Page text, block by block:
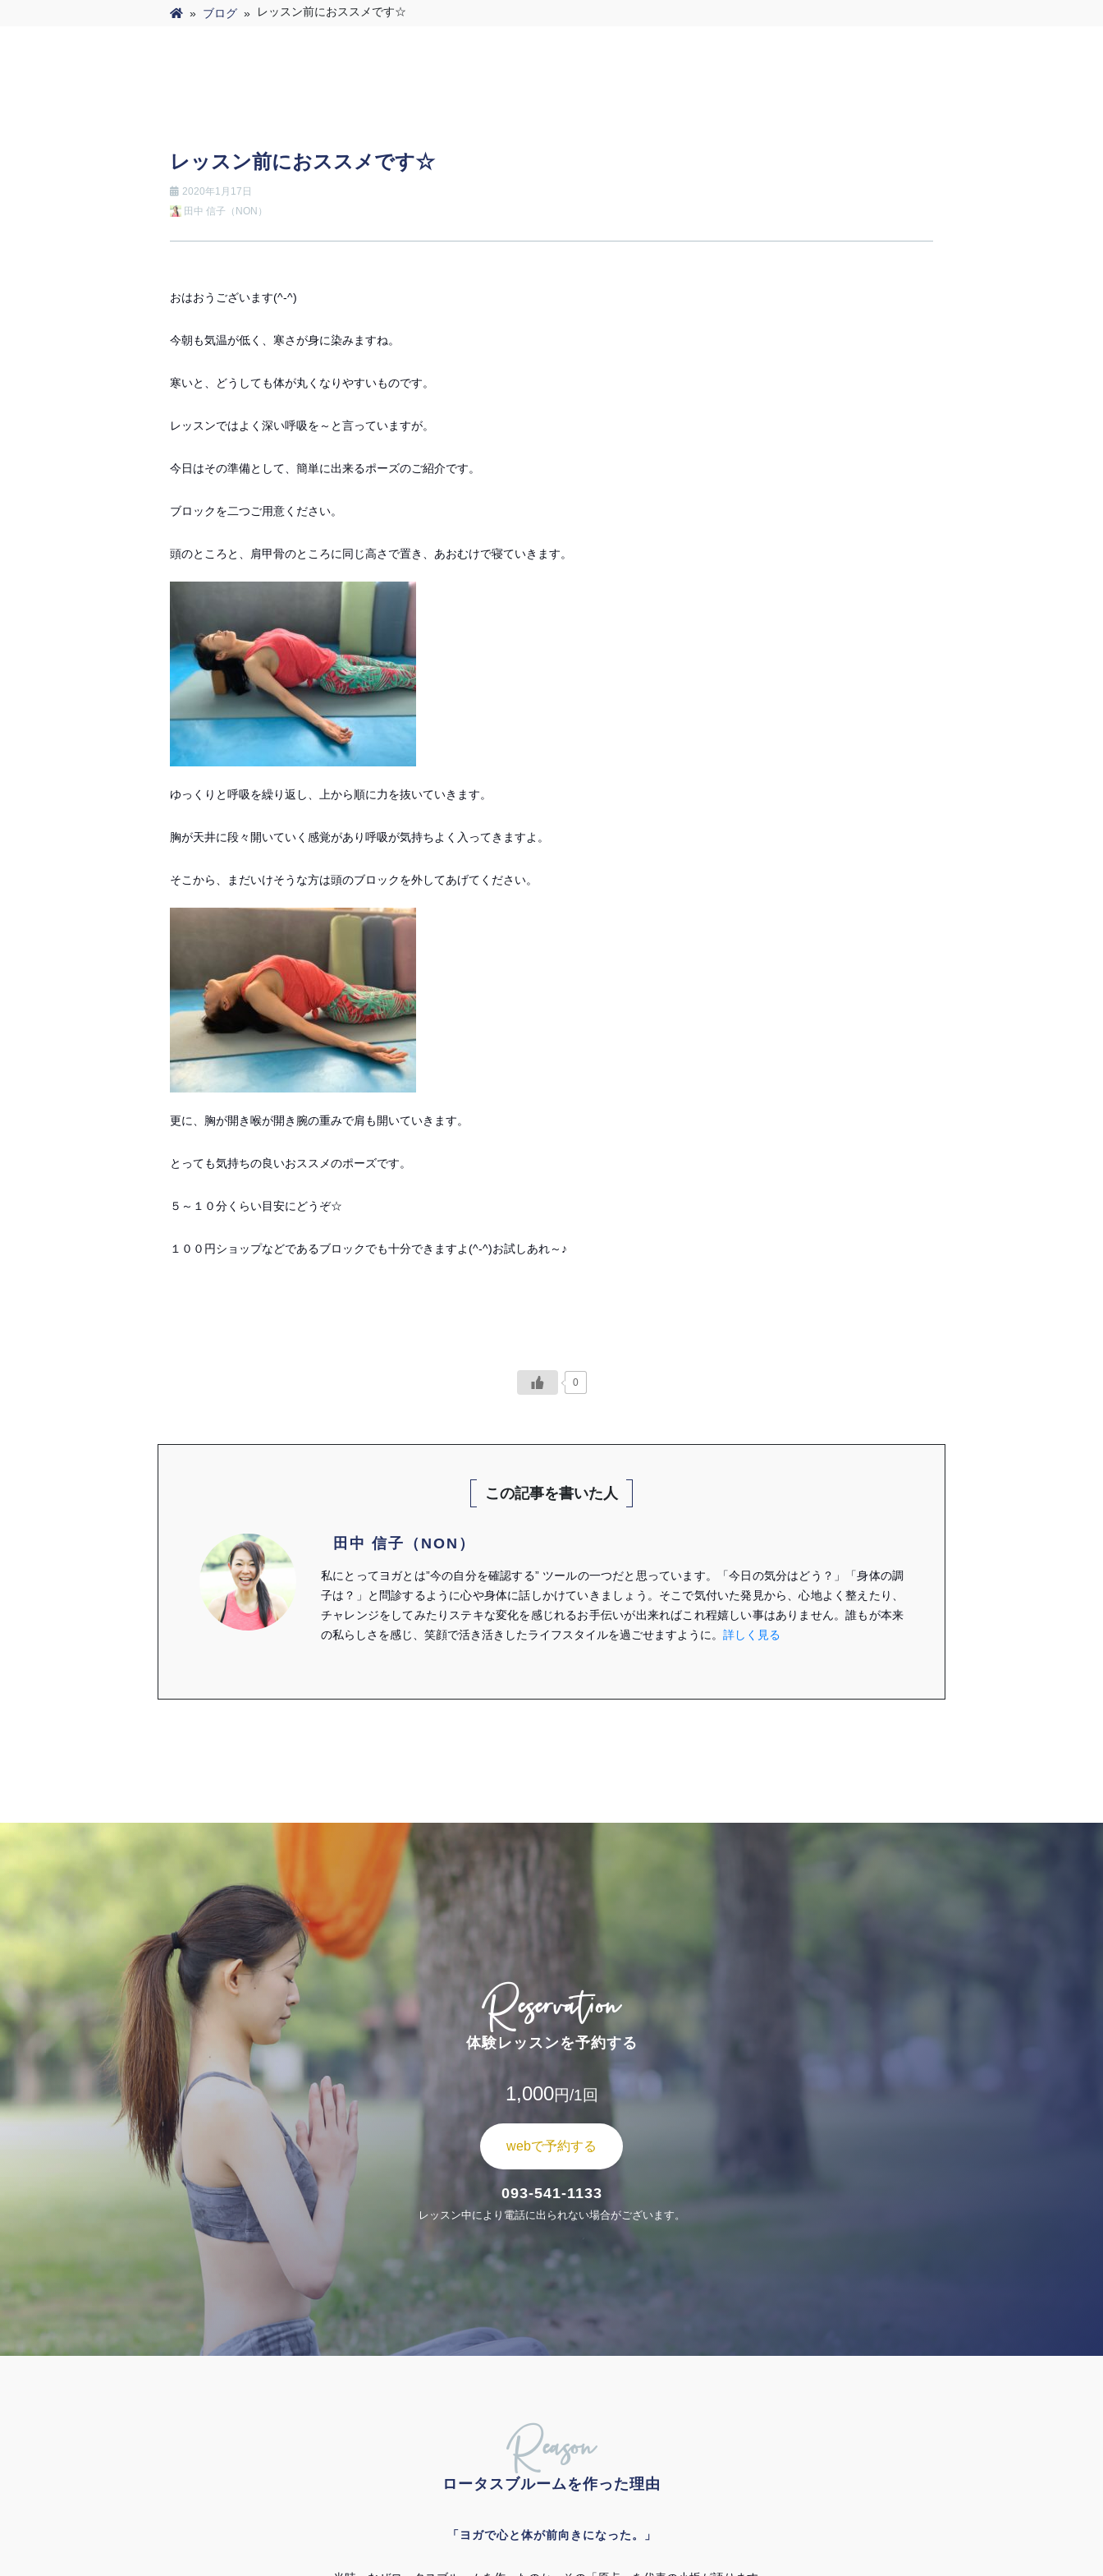
» ブログ » レッスン前におススメです☆
レッスン前におススメです☆
2020年1月17日
田中 信子（NON）
おはおうございます(^-^)
今朝も気温が低く、寒さが身に染みますね。
寒いと、どうしても体が丸くなりやすいものです。
レッスンではよく深い呼吸を～と言っていますが。
今日はその準備として、簡単に出来るポーズのご紹介です。
ブロックを二つご用意ください。
頭のところと、肩甲骨のところに同じ高さで置き、あおむけで寝ていきます。
ゆっくりと呼吸を繰り返し、上から順に力を抜いていきます。
胸が天井に段々開いていく感覚があり呼吸が気持ちよく入ってきますよ。
そこから、まだいけそうな方は頭のブロックを外してあげてください。
更に、胸が開き喉が開き腕の重みで肩も開いていきます。
とっても気持ちの良いおススメのポーズです。
５～１０分くらい目安にどうぞ☆
１００円ショップなどであるブロックでも十分できますよ(^-^)お試しあれ～♪
0
この記事を書いた人
田中 信子（NON）
私にとってヨガとは”今の自分を確認する” ツールの一つだと思っています。「今日の気分はどう？」「身体の調
子は？」と問診するように心や身体に話しかけていきましょう。そこで気付いた発見から、心地よく整えたり、
チャレンジをしてみたりステキな変化を感じれるお手伝いが出来ればこれ程嬉しい事はありません。誰もが本来
の私らしさを感じ、笑顔で活き活きしたライフスタイルを過ごせますように。 詳しく見る
Reservation
体験レッスンを予約する
1,000円/1回
webで予約する
093-541-1133
レッスン中により電話に出られない場合がございます。
Reason
ロータスブルームを作った理由
「ヨガで心と体が前向きになった。」